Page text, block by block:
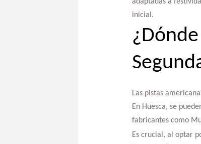
inicial.
Las pistas
En Huesca, se
fabricantes como
Es crucial, al optar